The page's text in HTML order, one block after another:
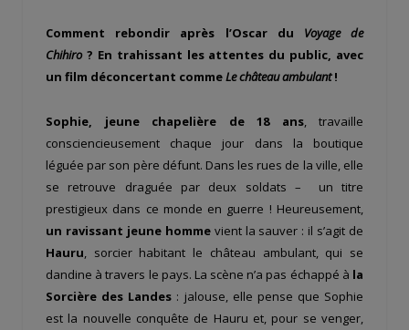
Comment rebondir après l’Oscar du Voyage de
Chihiro? En trahissant les attentes du public, avec
un film déconcertant commeLe château ambulant!
Sophie, jeune chapelière de 18 ans, travaille
consciencieusement chaque jour dans la boutique
léguée par son père défunt. Dans les rues de la ville, elle
se retrouve draguée par deux soldats – un titre
prestigieux dans ce monde en guerre ! Heureusement,
un ravissant jeune hommevient la sauver : il s’agit de
Hauru , sorcier habitant le château ambulant, qui se
dandine à travers le pays. La scène n’a pas échappé à la
Sorcière des Landes : jalouse, elle pense que Sophie
est la nouvelle conquête de Hauru et, pour se venger,